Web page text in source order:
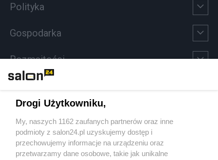
Polityka
Gospodarka
Rozmaitości
Sport
Społeczeństwo
Drogi Użytkowniku,
My, naszych 1162 zaufanych partnerów oraz inne
podmioty z salon24.pl uzyskujemy dostęp i
przechowujemy informacje na urządzeniu oraz
przetwarzamy dane osobowe, takie jak unikalne